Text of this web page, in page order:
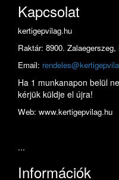
Kapcsolat
kertigepvilag.hu
Raktár: 8900.
Email:
Ha 1 munkanapon belül
kérjük küldje el újra!
Web: www.kertigepvilag.hu
...
Információk